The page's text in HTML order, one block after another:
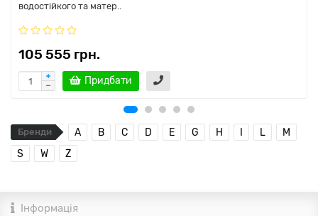
водостійкого та матер..
105 555 грн.
Придбати
Бренди A B C D E G H I L
M
S
W Z
Інформація